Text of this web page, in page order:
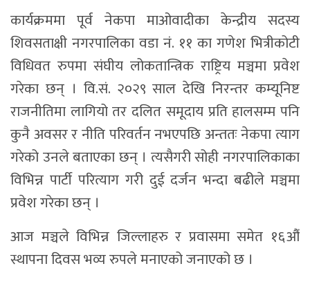
कार्यक्रममा पूर्व नेकपा माओवादीका केन्द्रीय सदस्य
शिवसताक्षी नगरपालिका वडा नं. ११ का गणेश भित्रीकोटी
विधिवत रुपमा संघीय लोकतान्त्रिक राष्ट्रिय मञ्चमा प्रवेश
गरेका छन् । वि.सं. २०२९ साल देखि निरन्तर कम्यूनिष्ट
राजनीतिमा लागियो तर दलित समूदाय प्रति हालसम्म पनि
कुनै अवसर र नीति परिवर्तन नभएपछि अन्ततः नेकपा त्याग
गरेको उनले बताएका छन् । त्यसैगरी सोही नगरपालिकाका
विभिन्न पार्टी परित्याग गरी दुई दर्जन भन्दा बढीले मञ्चमा
प्रवेश गरेका छन् ।
आज मञ्चले विभिन्न जिल्लाहरु र प्रवासमा समेत १६औं
स्थापना दिवस भव्य रुपले मनाएको जनाएको छ ।